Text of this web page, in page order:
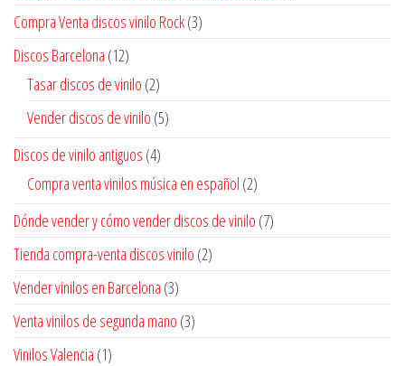
Compra Venta discos vinilo Rock(3)
Discos Barcelona (12)
Tasar discos de vinilo (2)
Vender discos de vinilo (5)
Discos de vinilo antiguos (4)
Compra venta vinilos música en español (2)
Dónde vender y cómo vender discos de vinilo (7)
Tienda compra-venta discos vinilo (2)
Vender vinilos en Barcelona (3)
Venta vinilos de segunda mano (3)
Vinilos Valencia (1)